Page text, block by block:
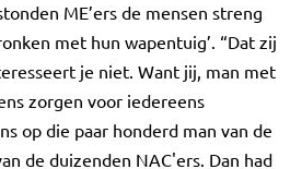
ME’ers de mensen streng
met hun wapentuig’. “Dat zij
je niet. Want jij, man met
zorgen voor iedereens
op die paar honderd man van de
de duizenden NAC'ers. Dan had